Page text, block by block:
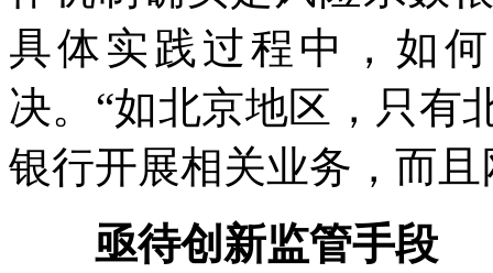
具体实践过程中，如
决。“如北京地区，只有
银行开展相关业务，而
亟待创新监管手段